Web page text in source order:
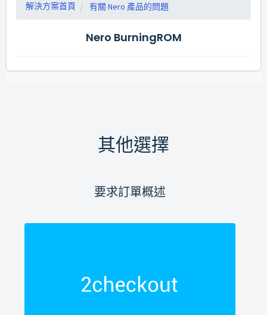
解決方案首頁 有關 Nero 產品的問題
Nero BurningROM
其他選擇
要求訂單概述